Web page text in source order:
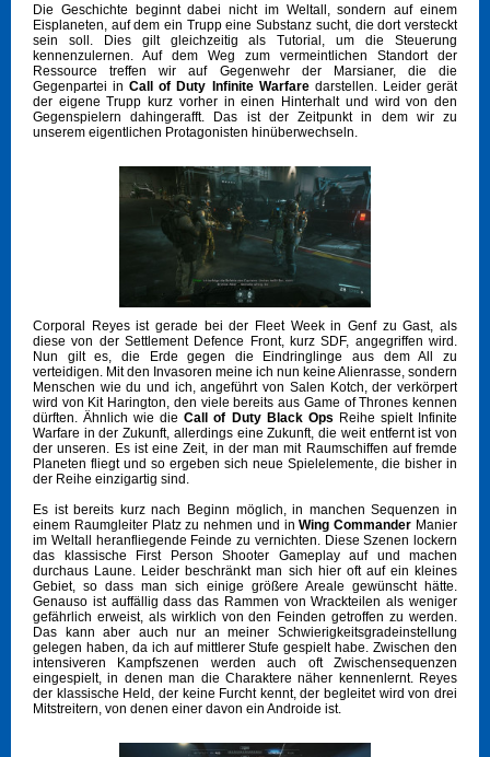
Die Geschichte beginnt dabei nicht im Weltall, sondern auf einem
Eisplaneten, auf dem ein Trupp eine Substanz sucht, die dort versteckt
sein soll. Dies gilt gleichzeitig als Tutorial, um die Steuerung
kennenzulernen. Auf dem Weg zum vermeintlichen Standort der
Ressource treffen wir auf Gegenwehr der Marsianer, die die
Gegenpartei inCall of Duty Infinite Warfaredarstellen. Leider gerät
der eigene Trupp kurz vorher in einen Hinterhalt und wird von den
Gegenspielern dahingerafft. Das ist der Zeitpunkt in dem wir zu
unserem eigentlichen Protagonisten hinüberwechseln.
Corporal Reyes ist gerade bei der Fleet Week in Genf zu Gast, als
diese von der Settlement Defence Front, kurz SDF, angegriffen wird.
Nun gilt es, die Erde gegen die Eindringlinge aus dem All zu
verteidigen. Mit den Invasoren meine ich nun keine Alienrasse, sondern
Menschen wie du und ich, angeführt von Salen Kotch, der verkörpert
wird von Kit Harington, den viele bereits aus Game of Thrones kennen
dürften. Ähnlich wie dieCall of Duty Black Ops Reihe spielt Infinite
Warfare in der Zukunft, allerdings eine Zukunft, die weit entfernt ist von
der unseren. Es ist eine Zeit, in der man mit Raumschiffen auf fremde
Planeten fliegt und so ergeben sich neue Spielelemente, die bisher in
der Reihe einzigartig sind.
Es ist bereits kurz nach Beginn möglich, in manchen Sequenzen in
einem Raumgleiter Platz zu nehmen und inWing Commander Manier
im Weltall heranfliegende Feinde zu vernichten. Diese Szenen lockern
das klassische First Person Shooter Gameplay auf und machen
durchaus Laune. Leider beschränkt man sich hier oft auf ein kleines
Gebiet, so dass man sich einige größere Areale gewünscht hätte.
Genauso ist auffällig dass das Rammen von Wrackteilen als weniger
gefährlich erweist, als wirklich von den Feinden getroffen zu werden.
Das kann aber auch nur an meiner Schwierigkeitsgradeinstellung
gelegen haben, da ich auf mittlerer Stufe gespielt habe. Zwischen den
intensiveren Kampfszenen werden auch oft Zwischensequenzen
eingespielt, in denen man die Charaktere näher kennenlernt. Reyes
der klassische Held, der keine Furcht kennt, der begleitet wird von drei
Mitstreitern, von denen einer davon ein Androide ist.